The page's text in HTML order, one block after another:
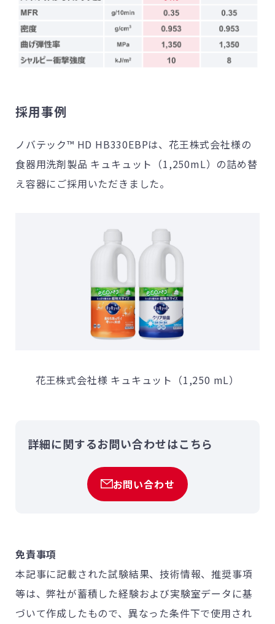
採用事例
ノバテック™ HD HB330EBPは、花王株式会社様の
食器用洗剤製品 キュキュット（1,250mL）の詰め替
え容器にご採用いただきました。
花王株式会社様 キュキュット（1,250 mL）
詳細に関するお問い合わせはこちら
お問い合わせ
免責事項
本記事に記載された試験結果、技術情報、推奨事項
等は、弊社が蓄積した経験および実験室データに基
づいて作成したもので、異なった条件下で使用され